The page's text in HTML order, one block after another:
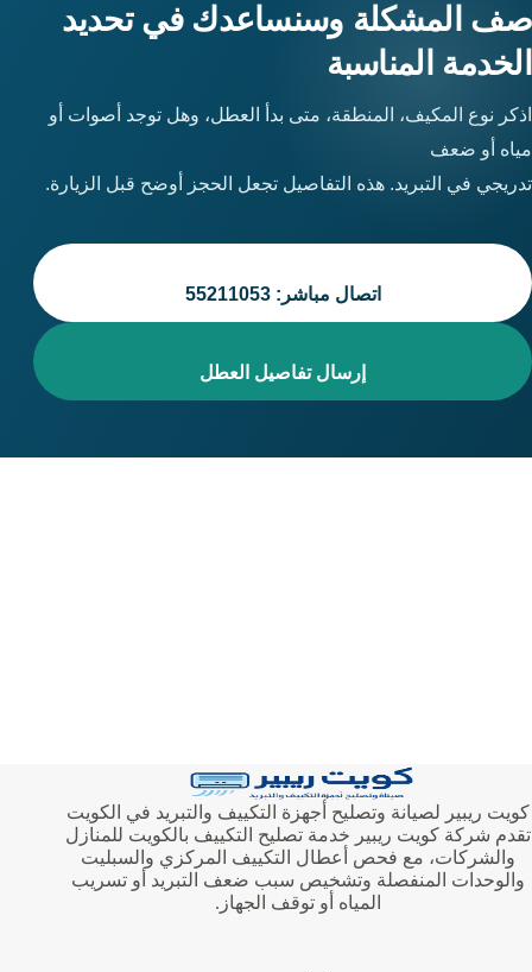
صف المشكلة وسنساعدك في تحديد
الخدمة المناسبة
اذكر نوع المكيف، المنطقة، متى بدأ العطل، وهل توجد أصوات أو
مياه أو ضعف
تدريجي في التبريد. هذه التفاصيل تجعل الحجز أوضح قبل الزيارة.
اتصال مباشر: 55211053
إرسال تفاصيل العطل
كويت ريبير لصيانة وتصليح أجهزة التكييف والتبريد في الكويت
تقدم شركة كويت ريبير خدمة تصليح التكييف بالكويت للمنازل
والشركات، مع فحص أعطال التكييف المركزي والسبليت
والوحدات المنفصلة وتشخيص سبب ضعف التبريد أو تسريب
المياه أو توقف الجهاز.